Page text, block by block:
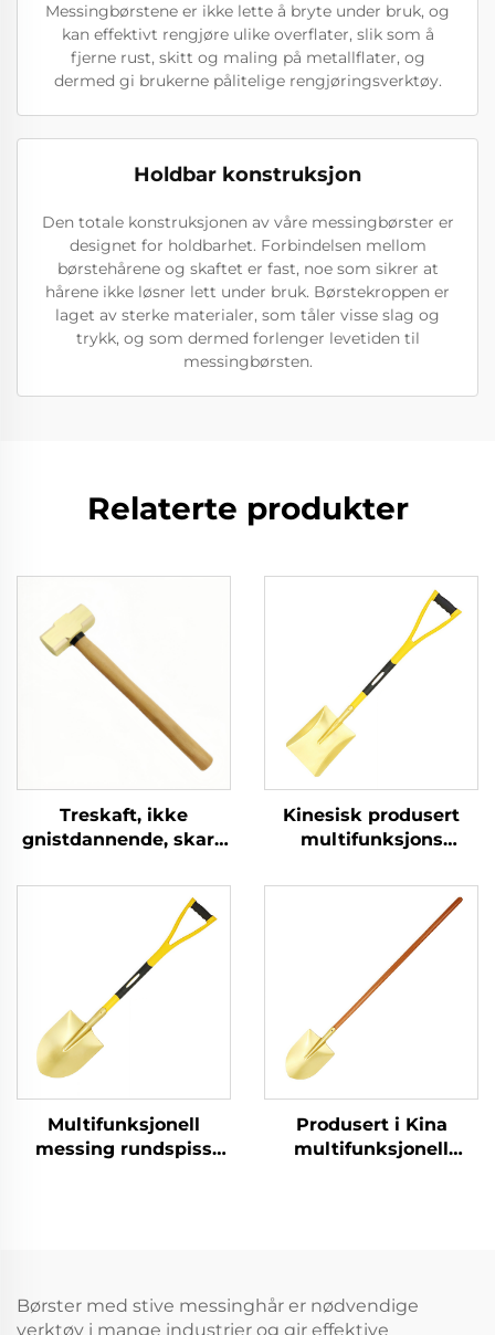
Messingbørstene er ikke lette å bryte under bruk, og
kan effektivt rengjøre ulike overflater, slik som å
fjerne rust, skitt og maling på metallflater, og
dermed gi brukerne pålitelige rengjøringsverktøy.
Holdbar konstruksjon
Den totale konstruksjonen av våre messingbørster er
designet for holdbarhet. Forbindelsen mellom
børstehårene og skaftet er fast, noe som sikrer at
hårene ikke løsner lett under bruk. Børstekroppen er
laget av sterke materialer, som tåler visse slag og
trykk, og som dermed forlenger levetiden til
messingbørsten.
Relaterte produkter
Treskaft, ikke
gnistdannende, skarp
sleggehammer for
bruk i brennbare og
eksplosive miljøer
Kinesisk produsert
multifunksjons
håndtak av glasfiber
og messing, for bruk i
eksplosjonssikre
sektorer
Multifunksjonell
messing rundspiss
Produsert i Kina
multifunksjonell
steder
Børster med stive messinghår er nødvendige
verktøy i mange industrier og gir effektive